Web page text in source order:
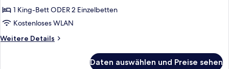
Stadtblick
(Balcony)
1 King-Bett ODER 2 Einzelbetten
Kostenloses WLAN
Weitere Details
Weitere
Daten auswählen und Preise sehen